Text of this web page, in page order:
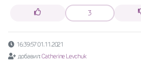
3
16:39:57 01.11.2021
добавил: Catherine Levchuk